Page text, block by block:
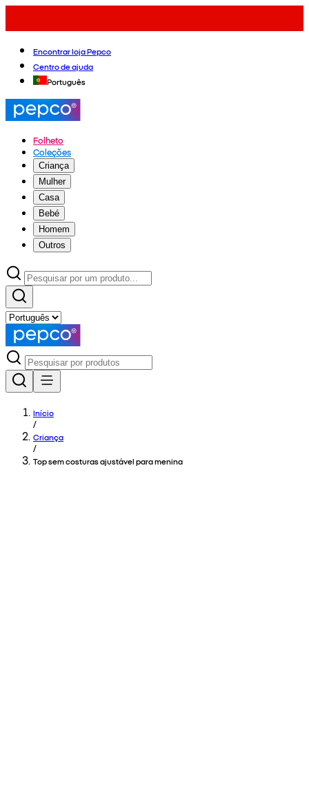
Encontrar loja Pepco
Centro de ajuda
Português
Folheto
Coleções
Criança
Mulher
Casa
Bebé
Homem
Outros
Início
/
Criança
/
Top sem costuras ajustável para menina